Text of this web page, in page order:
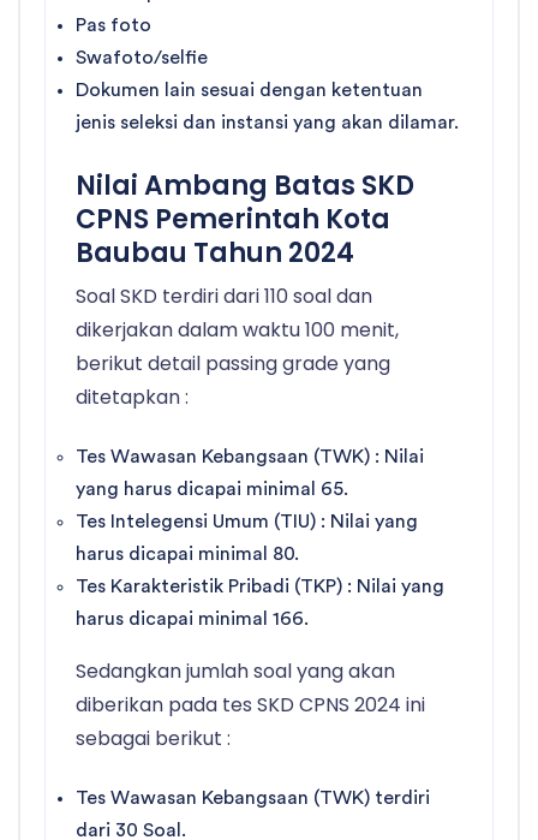
Pas foto
Swafoto/selfie
Dokumen lain sesuai dengan ketentuan
jenis seleksi dan instansi yang akan dilamar.
Nilai Ambang Batas SKD
CPNS Pemerintah Kota
Baubau Tahun 2024
Soal SKD terdiri dari 110 soal dan
dikerjakan dalam waktu 100 menit,
berikut detail passing grade yang
ditetapkan :
Tes Wawasan Kebangsaan (TWK) : Nilai
yang harus dicapai minimal 65.
Tes Intelegensi Umum (TIU) : Nilai yang
harus dicapai minimal 80.
Tes Karakteristik Pribadi (TKP) : Nilai yang
harus dicapai minimal 166.
Sedangkan jumlah soal yang akan
diberikan pada tes SKD CPNS 2024 ini
sebagai berikut :
Tes Wawasan Kebangsaan (TWK) terdiri
dari 30 Soal.